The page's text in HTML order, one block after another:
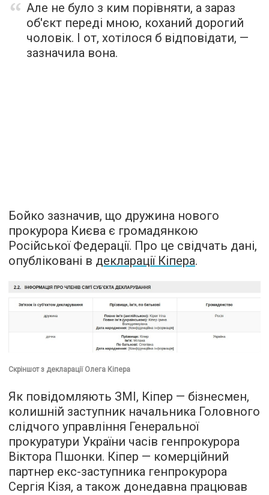
Але не було з ким порівняти, а зараз
об'єкт переді мною, коханий дорогий
чоловік. І от, хотілося б відповідати, —
зазначила вона.
Бойко зазначив, що дружина нового
прокурора Києва є громадянкою
Російської Федерації. Про це свідчать дані,
опубліковані в декларації Кіпера.
Скріншот з декларації Олега Кіпера
Як повідомляють ЗМІ, Кіпер — бізнесмен,
колишній заступник начальника Головного
слідчого управління Генеральної
прокуратури України часів генпрокурора
Віктора Пшонки. Кіпер — комерційний
партнер екс-заступника генпрокурора
Сергія Кізя, а також донедавна працював